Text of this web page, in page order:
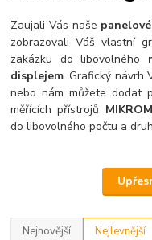
Zaujali Vás naše
zobrazovali Váš vlastní
zakázku do libovolného
displejem. Grafický návrh
nebo nám můžete dodat
měřících přístrojů
do libovolného počtu a
Nejnovější Nejlevnější